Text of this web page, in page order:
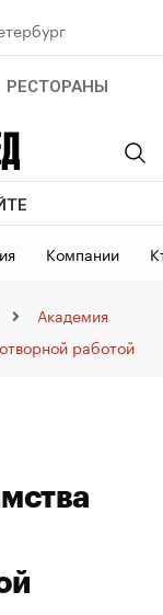
РЕСТОРАНЫ
Компании
Академия
работой